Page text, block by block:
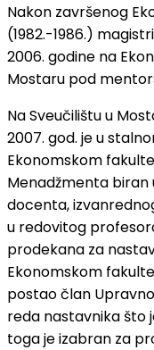
Nakon završenog
(1982.-1986.)
2006. godine na
Mostaru pod
Na Sveučilištu u
2007. god. je u
Ekonomskom
Menadžmenta biran
docenta,
u redovitog
prodekana za
Ekonomskom
postao član
reda nastavnika što
toga je izabran za